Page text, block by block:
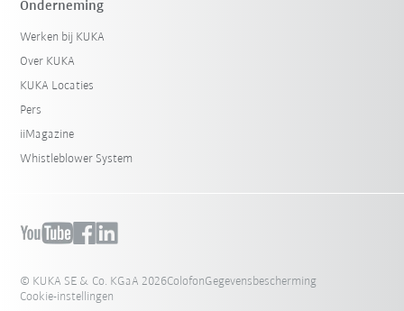
Onderneming
Werken bij KUKA
Over KUKA
KUKA Locaties
Pers
iiMagazine
Whistleblower System
© KUKA SE & Co. KGaA 2026ColofonGegevensbescherming
Cookie-instellingen